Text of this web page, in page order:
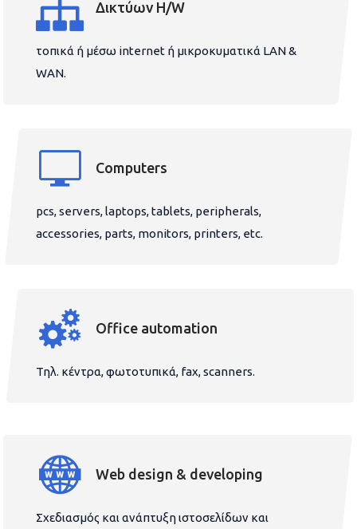
Δικτύων H/W
τοπικά ή μέσω internet ή μικροκυματικά LAN &
WAN.
Computers
pcs, servers, laptops, tablets, peripherals,
accessories, parts, monitors, printers, etc.
Office automation
Τηλ. κέντρα, φωτοτυπικά, fax, scanners.
Web design & developing
Σχεδιασμός και ανάπτυξη ιστοσελίδων και